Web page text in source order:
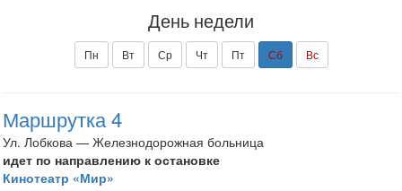
День недели
Пн Вт Ср Чт Пт Сб Вс
Маршрутка 4
Ул. Лобкова — Железнодорожная больница
идет по направлению к остановке
Кинотеатр «Мир»